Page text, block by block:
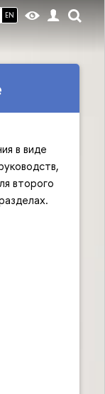
EN
в виде
второго